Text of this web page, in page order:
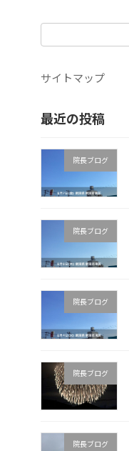
サイトマップ
最近の投稿
院長ブログ
院長ブログ
院長ブログ
院長ブログ
院長ブログ